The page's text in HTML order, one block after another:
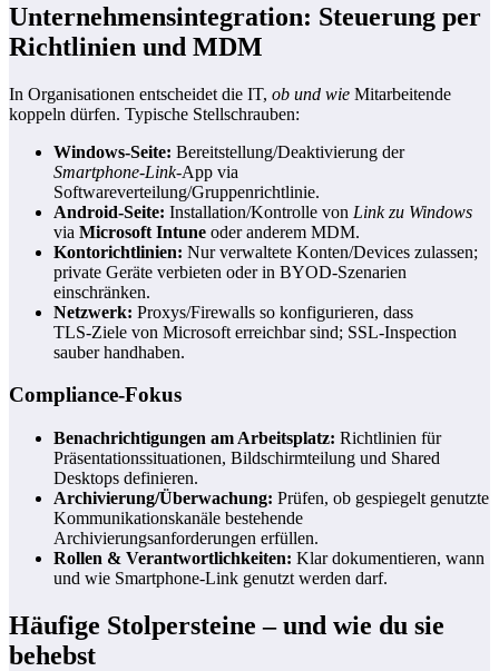
Unternehmensintegration: Steuerung per
Richtlinien und MDM
In Organisationen entscheidet die IT, ob und wie Mitarbeitende
koppeln dürfen. Typische Stellschrauben:
Windows‑Seite: Bereitstellung/Deaktivierung der
Smartphone‑Link‑App via
Softwareverteilung/Gruppenrichtlinie.
Android‑Seite: Installation/Kontrolle von Link zu Windows
via Microsoft Intune oder anderem MDM.
Kontorichtlinien: Nur verwaltete Konten/Devices zulassen;
private Geräte verbieten oder in BYOD‑Szenarien
einschränken.
Netzwerk: Proxys/Firewalls so konfigurieren, dass
TLS‑Ziele von Microsoft erreichbar sind; SSL‑Inspection
sauber handhaben.
Compliance‑Fokus
Benachrichtigungen am Arbeitsplatz: Richtlinien für
Präsentationssituationen, Bildschirmteilung und Shared
Desktops definieren.
Archivierung/Überwachung: Prüfen, ob gespiegelt genutzte
Kommunikationskanäle bestehende
Archivierungsanforderungen erfüllen.
Rollen & Verantwortlichkeiten: Klar dokumentieren, wann
und wie Smartphone‑Link genutzt werden darf.
Häufige Stolpersteine – und wie du sie
behebst